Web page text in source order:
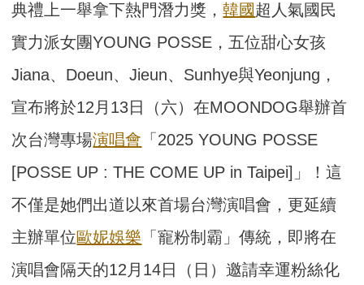
典禮上一舉拿下熱門潛力獎，韓國超人氣國民
實力派女團YOUNG POSSE，五位甜心女孩
Jiana、Doeun、Jieun、Sunhye與Yeonjung，
宣布將於12月13日（六）在MOONDOG舉辦首
次台灣專場演唱會 「2025 YOUNG POSSE
[POSSE UP : THE COME UP in Taipei]」！這
不僅是她們出道以來首場台灣演唱會，更延續
主辦單位歐妮娛樂 「寵粉制霸」傳統，即將在
演唱會隔天的12月14日（日）邀請幸運粉絲化